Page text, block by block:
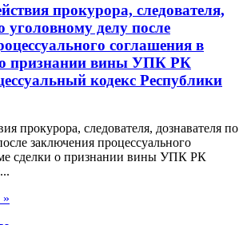
прокурора, следователя,
уголовному делу после
соглашения в
о признании вины УПК РК
кодекс Республики
прокурора, следователя, дознавателя по
заключения процессуального
сделки о признании вины УПК РК
»